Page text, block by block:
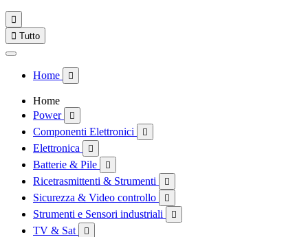

 Tutto
Home 
Home
Power

Componenti Elettronici 
Elettronica 
Batterie & Pile 
Ricetrasmittenti & Strumenti 
Sicurezza & Video controllo 
Strumenti e Sensori industriali 
TV & Sat 